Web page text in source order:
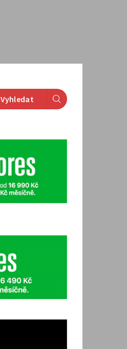
Vyhledat